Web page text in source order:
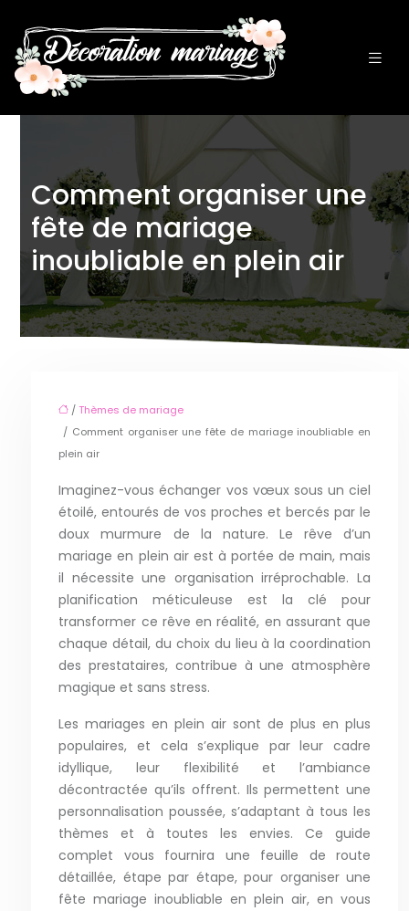
Comment organiser une
fête de mariage
inoubliable en plein air
/Thèmes de mariage
/ Comment organiser une fête de mariage inoubliable en
plein air
Imaginez-vous échanger vos vœux sous un ciel
étoilé, entourés de vos proches et bercés par le
doux murmure de la nature. Le rêve d’un
mariage en plein air est à portée de main, mais
il nécessite une organisation irréprochable. La
planification méticuleuse est la clé pour
transformer ce rêve en réalité, en assurant que
chaque détail, du choix du lieu à la coordination
des prestataires, contribue à une atmosphère
magique et sans stress.
Les mariages en plein air sont de plus en plus
populaires, et cela s’explique par leur cadre
idyllique, leur flexibilité et l’ambiance
décontractée qu’ils offrent. Ils permettent une
personnalisation poussée, s’adaptant à tous les
thèmes et à toutes les envies. Ce guide
complet vous fournira une feuille de route
détaillée, étape par étape, pour organiser une
fête mariage inoubliable en plein air, en vous